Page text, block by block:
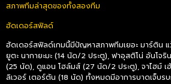
สภาพทีมล่าสุดของทั้งสองทีม
ฮัดเดอร์สฟิลด์
ฮัดเดอร์สฟิลด์เกมนี้มีปัญหาสภาพทีมเยอะ มาร์ติน แ
ยูตะ นากายะมะ (14 นัด/2 ประตู), ฟาอุสติโน่ อันโจ
(25 นัด), ดูแอน โฮล์มส์ (27 นัด/2 ประตู), จาไฮม์
ลิเวอร์ เตอร์ตัน (18 นัด) ทั้งหมดมีอาการบาดเจ็บร